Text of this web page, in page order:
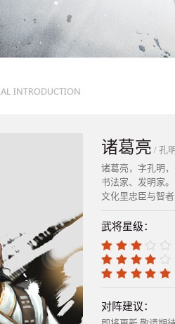
诸葛亮 / 孔
诸葛亮，字孔明
书法家、发明家
文化里忠臣与智
武将星级：
对阵建议：